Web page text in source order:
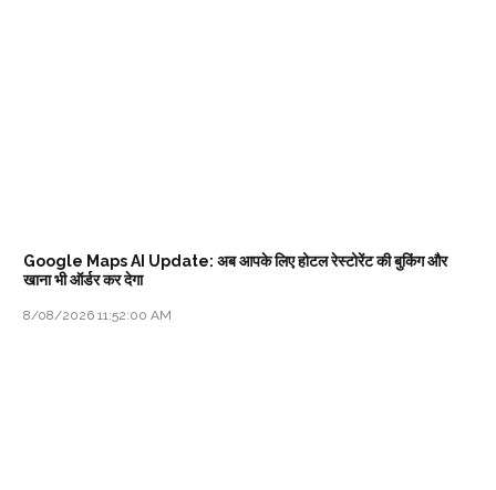
Google Maps AI Update: अब आपके लिए होटल रेस्टोरेंट की बुकिंग और
खाना भी ऑर्डर कर देगा
8/08/2026 11:52:00 AM